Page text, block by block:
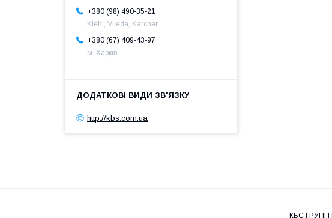
+380 (98) 490-35-21
Kiehl, Vileda, Karcher
+380 (67) 409-43-97
м. Харків
http://kbs.com.ua